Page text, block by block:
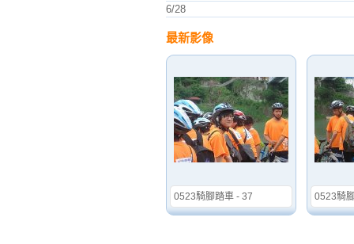
6/28
最新影像
0523騎腳踏車 - 37 0523騎